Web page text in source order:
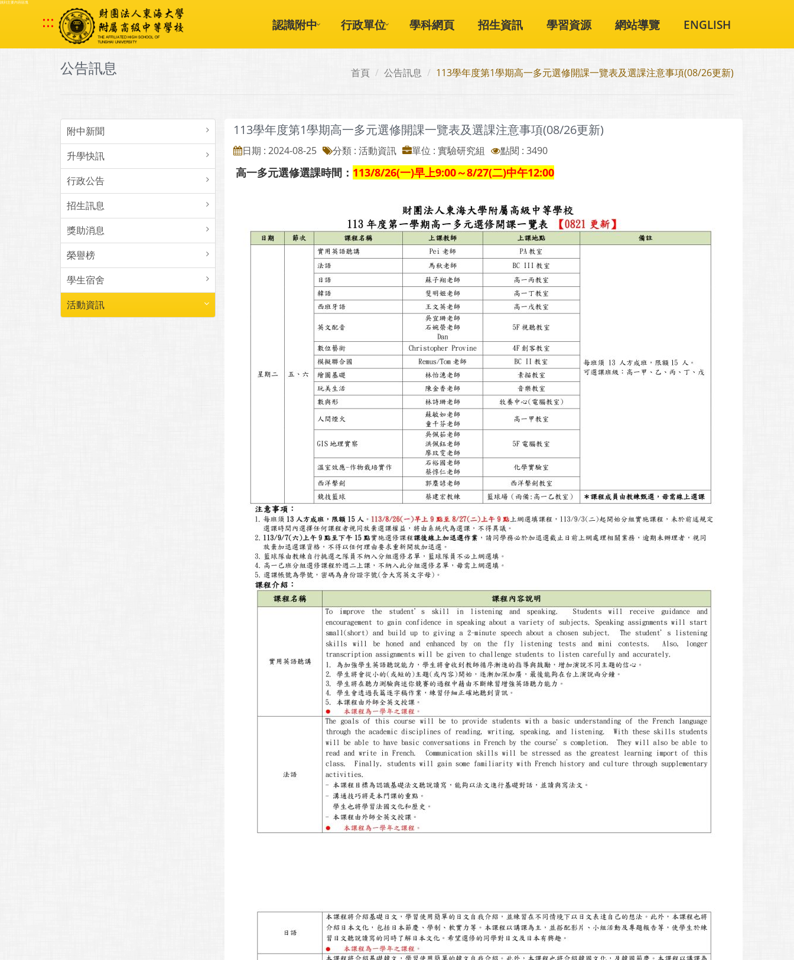
跳到主要內容區塊
::: 認識附中 行政單位 學科網頁 招生資訊 學習資源 網站導覽 ENGLISH
公告訊息 首頁 公告訊息 113學年度第1學期高一多元選修開課一覽表及選課注意事項(08/26更新)
附中新聞
升學快訊
行政公告
招生訊息
獎助消息
榮譽榜
學生宿舍
活動資訊
113學年度第1學期高一多元選修開課一覽表及選課注意事項(08/26更新)
日期 : 2024-08-25 分類 : 活動資訊 單位 : 實驗研究組 點閱 : 3490
高一多元選修選課時間： 113/8/26(一)早上9:00～8/27(二)中午12:00